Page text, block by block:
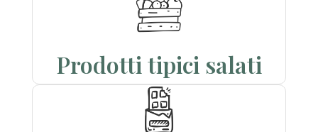
Prodotti tipici salati